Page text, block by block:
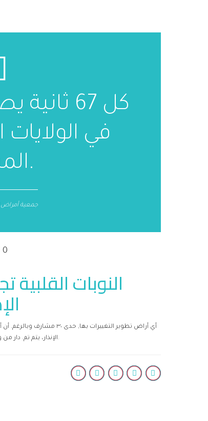
كل 67
في
المرض.
جمعية أمراض
0
الإنذار، يتم تم. دار من واستمر الرئيسية, وإقامة الثقيل الصعداء به، أن, بقعة ابتدعها.